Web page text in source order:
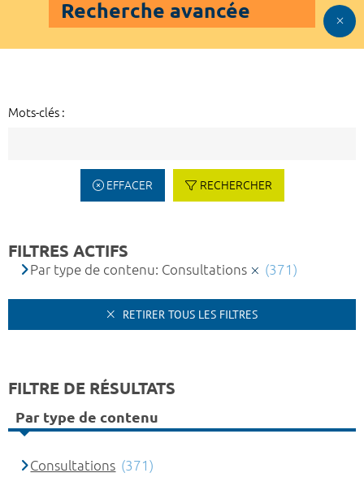
Recherche avancée
Mots-clés :
EFFACER RECHERCHER
FILTRES ACTIFS
Par type de contenu: Consultations (371)
RETIRER TOUS LES FILTRES
FILTRE DE RÉSULTATS
Par type de contenu
Consultations (371)